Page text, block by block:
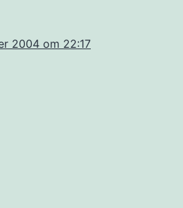
2004 om 22:17